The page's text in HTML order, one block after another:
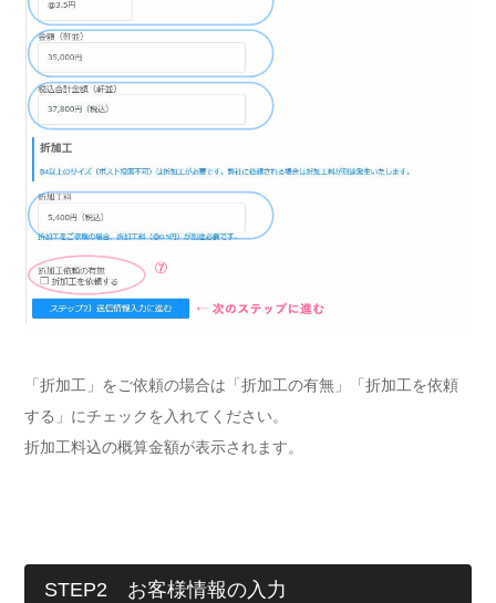
「折加工」をご依頼の場合は「折加工の有無」「折加工を依頼
する」にチェックを入れてください。
折加工料込の概算金額が表示されます。
STEP2 お客様情報の入力